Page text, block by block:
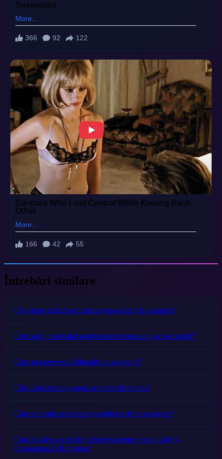
Întrebări similare
Ce semne indică necesitatea reparațiilor la acoperiș?
Cum aleg materialul potrivit pentru reparația acoperișului?
Cum pot preveni infiltrațiile pe acoperiș?
Cât costă reparația unui acoperiș deteriorat?
Cum se realizează reparația țiglelor de pe acoperiș?
Cum să aleg un set de rafturi rezistente pentru cărți și
decorațiuni în România?